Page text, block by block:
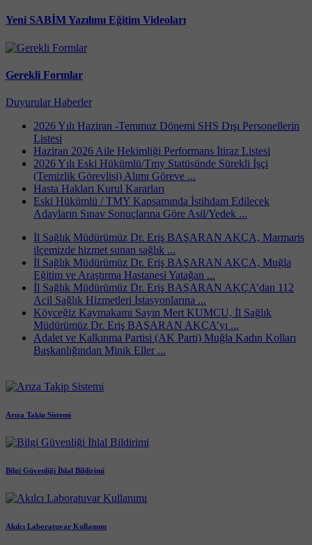
Yeni SABİM Yazılımı Eğitim Videoları
Gerekli Formlar
Duyurular Haberler
2026 Yılı Haziran -Temmuz Dönemi SHS Dışı Personellerin
Listesi
Haziran 2026 Aile Hekimliği Performans İtiraz Listesi
2026 Yılı Eski Hükümlü/Tmy Statüsünde Sürekli İşçi
(Temizlik Görevlisi) Alımı Göreve ...
Hasta Hakları Kurul Kararları
Eski Hükümlü / TMY Kapsamında İstihdam Edilecek
Adayların Sınav Sonuçlarına Göre Asil/Yedek ...
İl Sağlık Müdürümüz Dr. Eriş BAŞARAN AKÇA, Marmaris
ilçemizde hizmet sunan sağlık ...
İl Sağlık Müdürümüz Dr. Eriş BAŞARAN AKÇA, Muğla
Eğitim ve Araştırma Hastanesi Yatağan ...
İl Sağlık Müdürümüz Dr. Eriş BAŞARAN AKÇA’dan 112
Acil Sağlık Hizmetleri İstasyonlarına ...
Köyceğiz Kaymakamı Sayın Mert KUMCU, İl Sağlık
Müdürümüz Dr. Eriş BAŞARAN AKÇA’yı ...
Adalet ve Kalkınma Partisi (AK Parti) Muğla Kadın Kolları
Başkanlığından Minik Eller ...
Arıza Takip Sistemi
Bilgi Güvenliği İhlal Bildirimi
Akılcı Laboratuvar Kullanımı